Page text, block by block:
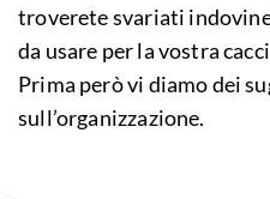
troverete svariati
da usare per la vostra
Prima però vi diamo dei
sull’organizzazione.